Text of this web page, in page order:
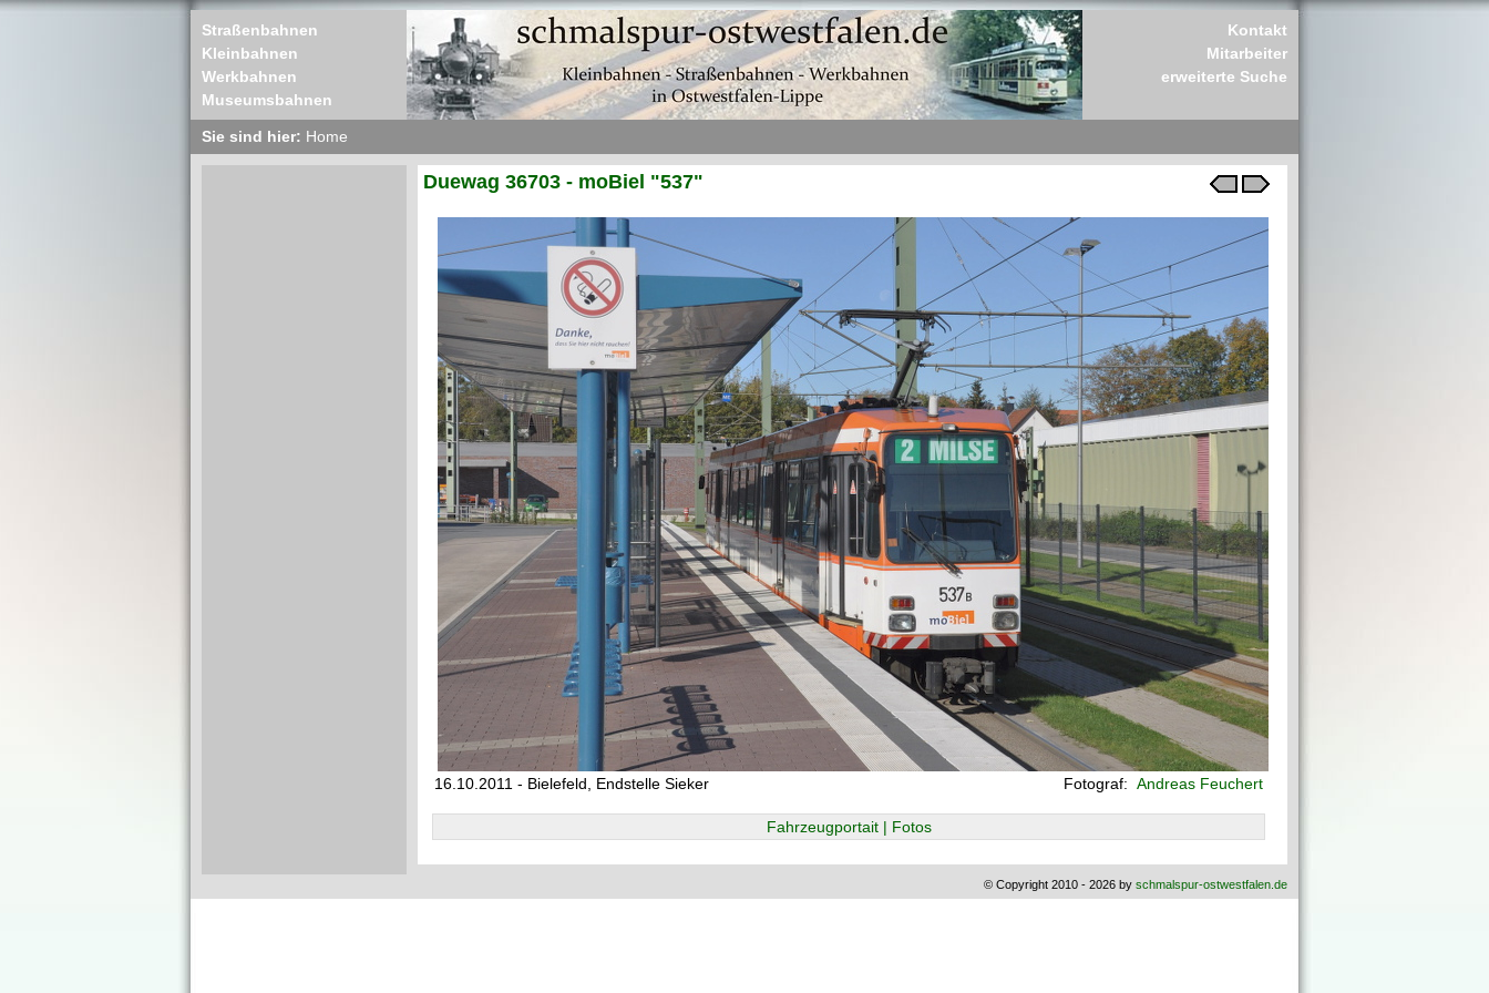
Straßenbahnen
Kleinbahnen
Werkbahnen
Museumsbahnen
Kontakt
Mitarbeiter
erweiterte Suche
Sie sind hier: Home
Duewag 36703 - moBiel "537"
16.10.2011 - Bielefeld, Endstelle Sieker Fotograf: Andreas Feuchert
Fahrzeugportait | Fotos
© Copyright 2010 - 2026 by schmalspur-ostwestfalen.de